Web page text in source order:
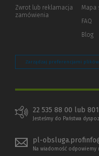
innej
Zwrot lub reklamacja
zamówienia
Mapa
FAQ
Blog
Zarządzaj preferencjami
22 535 88 00 lub
Jesteśmy do Państwa
pl-
Na wiadomość